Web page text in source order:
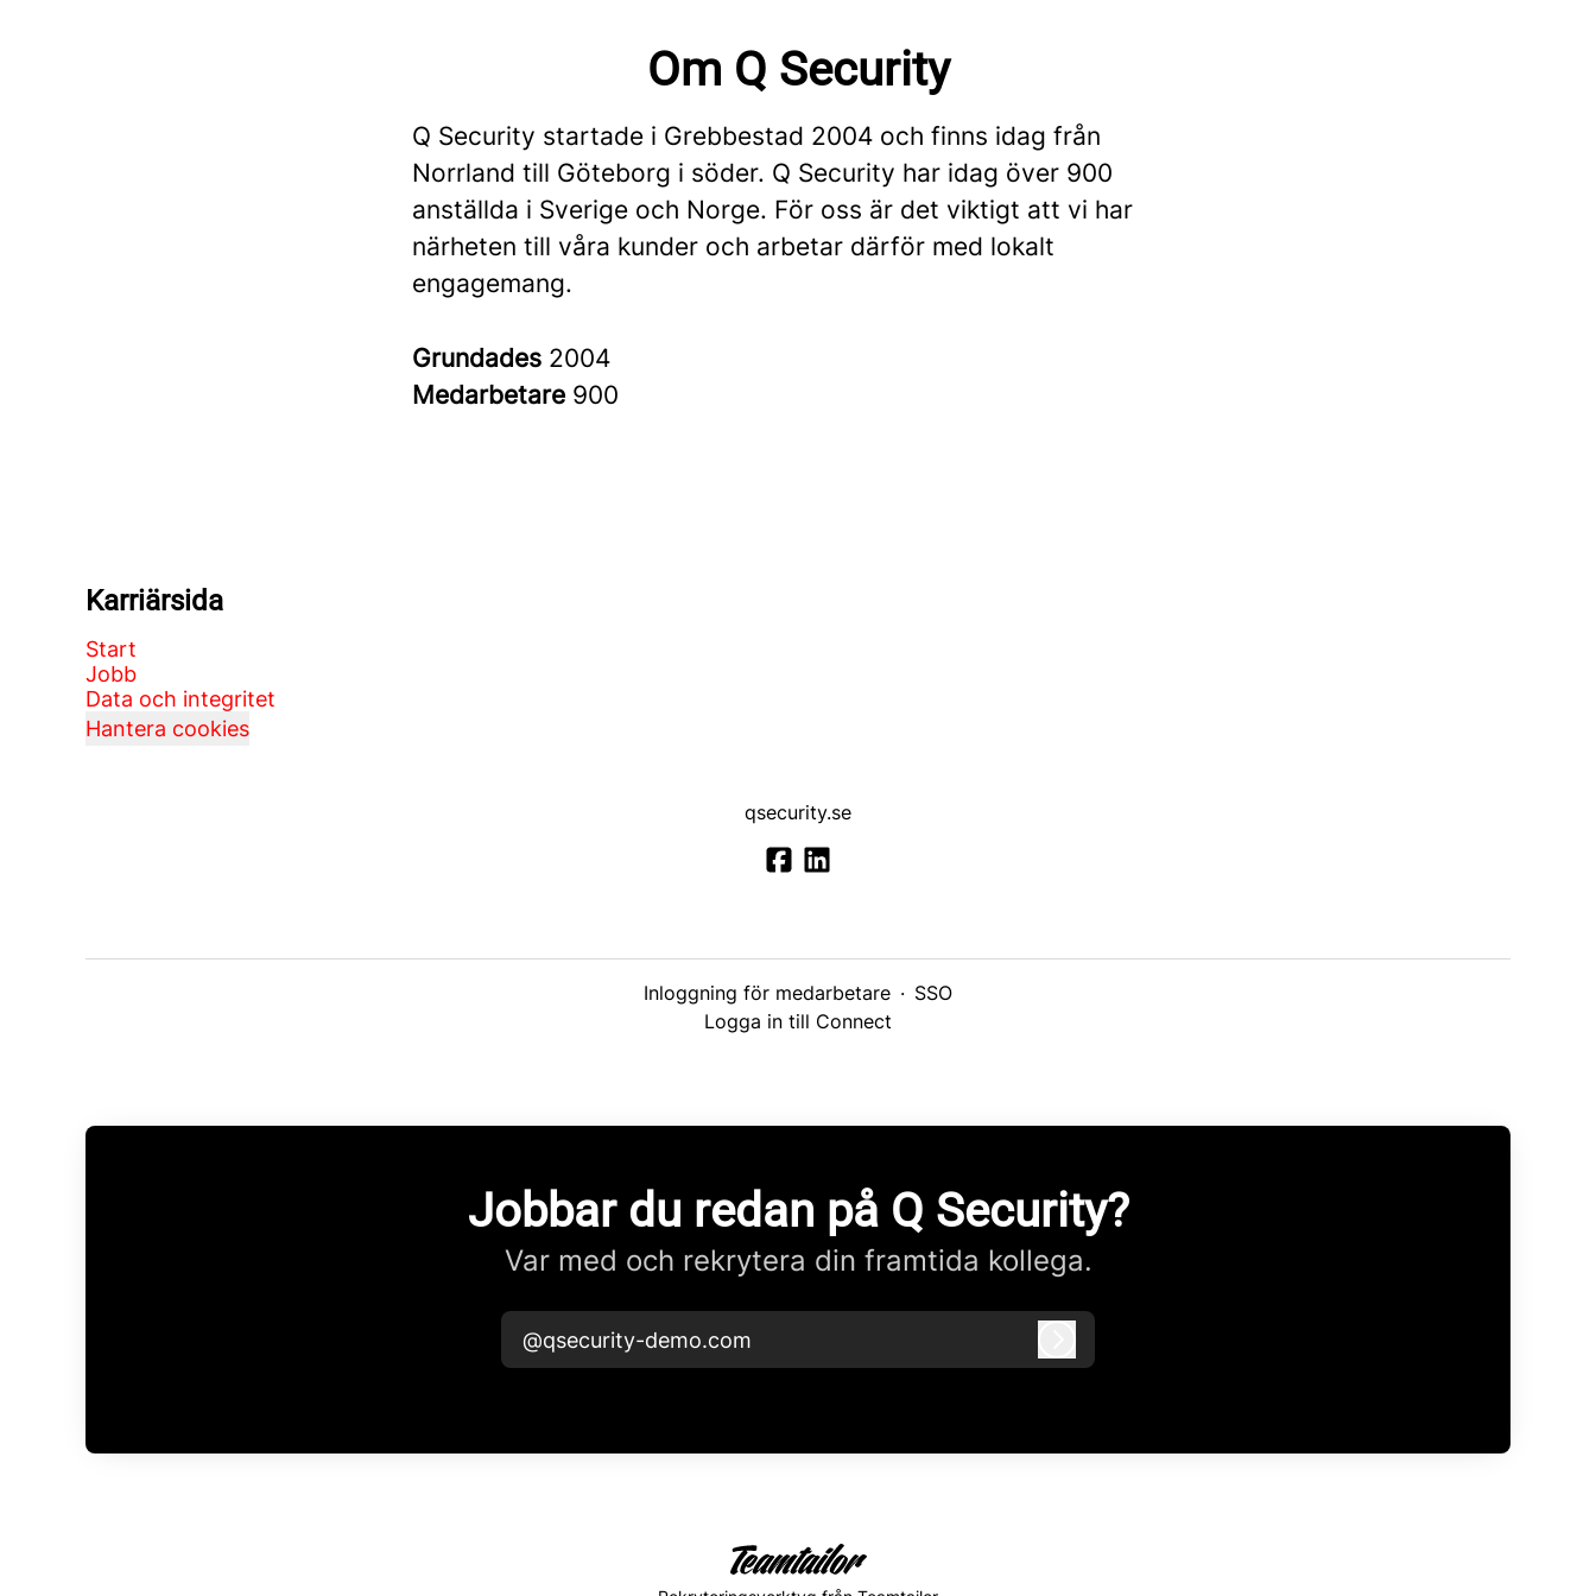
Om Q Security
Q Security startade i Grebbestad 2004 och finns idag från
Norrland till Göteborg i söder. Q Security har idag över 900
anställda i Sverige och Norge. För oss är det viktigt att vi har
närheten till våra kunder och arbetar därför med lokalt
engagemang.
Grundades 2004
Medarbetare 900
Karriärsida
Start
Jobb
Data och integritet
Hantera cookies
qsecurity.se
Inloggning för medarbetare · SSO
Logga in till Connect
Jobbar du redan på Q Security?
Var med och rekrytera din framtida kollega.
@qsecurity-demo.com